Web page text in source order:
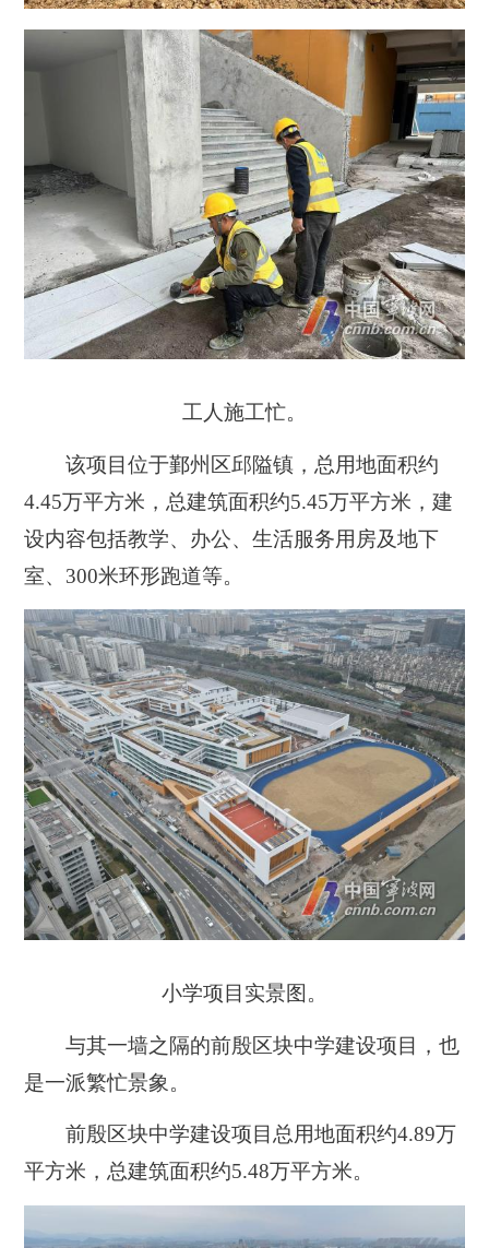
工人施工忙。
该项目位于鄞州区邱隘镇，总用地面积约
4.45万平方米，总建筑面积约5.45万平方米，建
设内容包括教学、办公、生活服务用房及地下
室、300米环形跑道等。
小学项目实景图。
与其一墙之隔的前殷区块中学建设项目，也
是一派繁忙景象。
前殷区块中学建设项目总用地面积约4.89万
平方米，总建筑面积约5.48万平方米。